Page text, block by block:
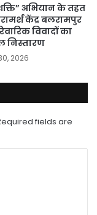
अभियान के तहत
केंद्र बलरामपुर
विवादों का
2026
fields are